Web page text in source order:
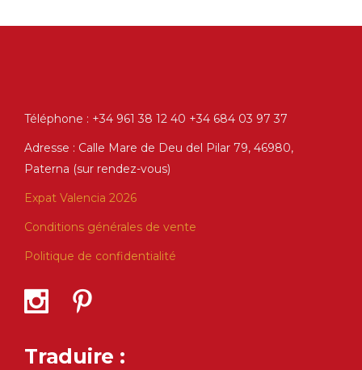
Téléphone : +34 961 38 12 40 +34 684 03 97 37
Adresse : Calle Mare de Deu del Pilar 79, 46980,
Paterna (sur rendez-vous)
Expat Valencia 2026
Conditions générales de vente
Politique de confidentialité
Traduire :